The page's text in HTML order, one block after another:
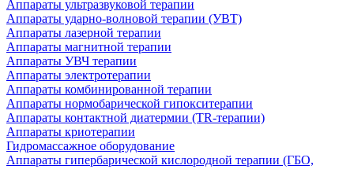
Аппараты ультразвуковой терапии
Аппараты ударно-волновой терапии (УВТ)
Аппараты лазерной терапии
Аппараты магнитной терапии
Аппараты УВЧ терапии
Аппараты электротерапии
Аппараты комбинированной терапии
Аппараты нормобарической гипокситерапии
Аппараты контактной диатермии (TR-терапии)
Аппараты криотерапии
Гидромассажное оборудование
Аппараты гипербарической кислородной терапии (ГБО,